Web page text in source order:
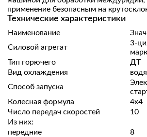
применение безопасным на
Технические характеристики
Наименование
Силовой агрегат
3-
Тип горючего
ДТ
Вид охлаждения
Способ запуска
Колесная формула
4х4
Число передач скоростей
10
Из них:
передние
8